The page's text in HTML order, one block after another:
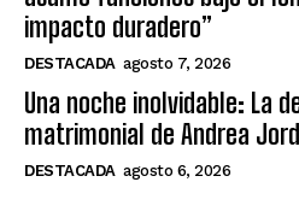
impacto duradero”
DESTACADA agosto 7, 2026
Una noche inolvidable: La
matrimonial de Andrea
DESTACADA agosto 6, 2026